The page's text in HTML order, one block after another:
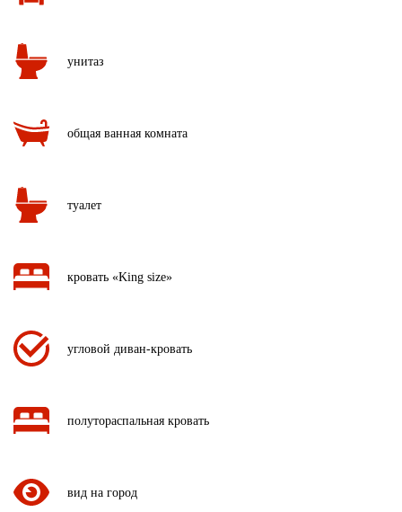
унитаз
общая ванная комната
туалет
кровать «King size»
угловой диван-кровать
полутораспальная кровать
вид на город